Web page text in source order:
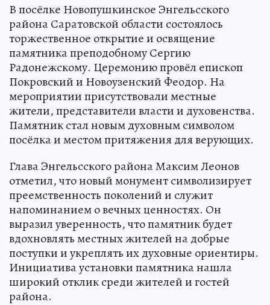
В посёлке Новопушкинское Энгельсского
района Саратовской области состоялось
торжественное открытие и освящение
памятника преподобному Сергию
Радонежскому. Церемонию провёл епископ
Покровский и Новоузенский Феодор. На
мероприятии присутствовали местные
жители, представители власти и духовенства.
Памятник стал новым духовным символом
посёлка и местом притяжения для верующих.
Глава Энгельсского района Максим Леонов
отметил, что новый монумент символизирует
преемственность поколений и служит
напоминанием о вечных ценностях. Он
выразил уверенность, что памятник будет
вдохновлять местных жителей на добрые
поступки и укреплять их духовные ориентиры.
Инициатива установки памятника нашла
широкий отклик среди жителей и гостей
района.